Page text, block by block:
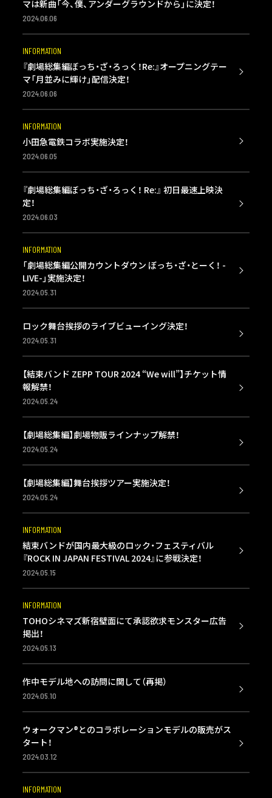
マは新曲「今、僕、アンダーグラウンドから」に決定！
2024.06.06
INFORMATION
『劇場総集編ぼっち・ざ・ろっく！Re:』オープニングテー
マ「月並みに輝け」配信決定！
2024.06.06
INFORMATION
小田急電鉄コラボ実施決定！
2024.06.05
『劇場総集編ぼっち・ざ・ろっく！ Re:』 初日最速上映決
定！
2024.06.03
INFORMATION
「劇場総集編公開カウントダウン ぼっち・ざ・とーく！ -
LIVE-」実施決定！
2024.05.31
ロック舞台挨拶のライブビューイング決定！
2024.05.31
【結束バンド ZEPP TOUR 2024 “We will”】チケット情
報解禁！
2024.05.24
【劇場総集編】劇場物販ラインナップ解禁！
2024.05.24
【劇場総集編】舞台挨拶ツアー実施決定！
2024.05.24
INFORMATION
結束バンドが国内最大級のロック・フェスティバル
『ROCK IN JAPAN FESTIVAL 2024』に参戦決定！
2024.05.15
INFORMATION
TOHOシネマズ新宿壁面にて承認欲求モンスター広告
掲出！
2024.05.13
作中モデル地への訪問に関して（再掲）
2024.05.10
ウォークマン®とのコラボレーションモデルの販売がス
タート！
2024.03.12
INFORMATION